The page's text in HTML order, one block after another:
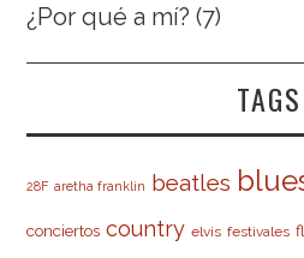
¿Por qué a mí? (7)
TAGS
28F aretha franklin beatles
conciertos country elvis festivales